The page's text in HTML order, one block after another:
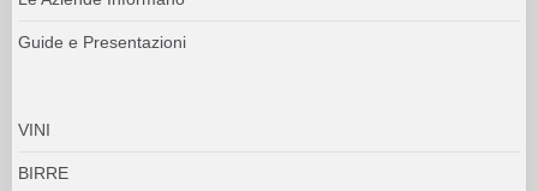
Guide e Presentazioni
VINI
BIRRE